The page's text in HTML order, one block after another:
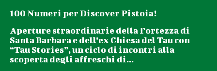
100 Numeri per Discover Pistoia!
Aperture straordinarie della Fortezza di
Santa Barbara e dell’ex Chiesa del Tau con
“Tau Stories”, un ciclo di incontri alla
scoperta degli affreschi di...